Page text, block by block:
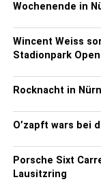
Wochenende in
Wincent Weiss
Stadionpark
Rocknacht in
O’zapft wars bei
Porsche Sixt
Lausitzring